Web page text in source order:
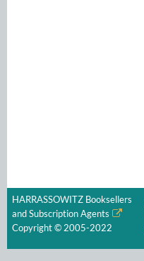
HARRASSOWITZ Booksellers
and Subscription Agents
Copyright © 2005-2022